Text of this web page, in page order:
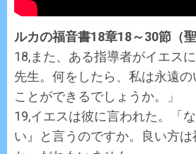
ルカの福音書18章18～30節（
18,また、ある指導者がイエス
先生。何をしたら、私は永遠
ことができるでしょうか。」
19,イエスは彼に言われた。「
い』と言うのですか。良い方